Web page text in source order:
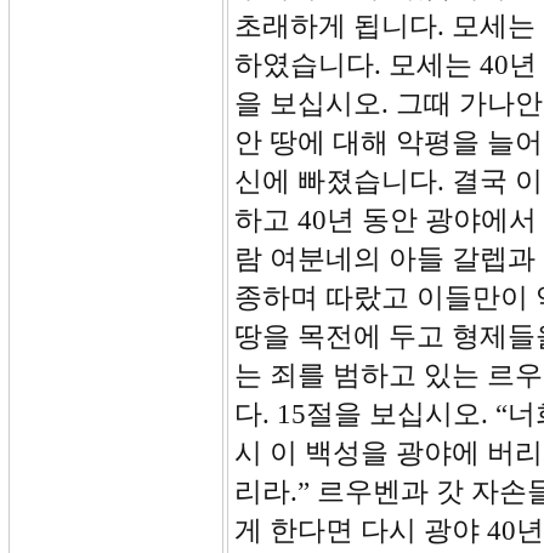
초래하게 됩니다. 모세
하였습니다. 모세는 40
을 보십시오. 그때 가나
안 땅에 대해 악평을 늘
신에 빠졌습니다. 결국
하고 40년 동안 광야에
람 여분네의 아들 갈렙
종하며 따랐고 이들만이
땅을 목전에 두고 형제
는 죄를 범하고 있는 르
다. 15절을 보십시오. “
시 이 백성을 광야에 버
리라.” 르우벤과 갓 자손
게 한다면 다시 광야 40